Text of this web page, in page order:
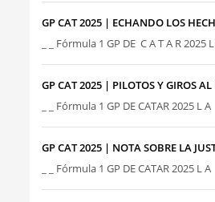
GP CAT 2025 | ECHANDO LOS
_ _ Fórmula 1 GP DE C A T A R 2025
GP CAT 2025 | PILOTOS Y GIROS AL
_ _ Fórmula 1 GP DE CATAR 2025 L
GP CAT 2025 | NOTA SOBRE LA
_ _ Fórmula 1 GP DE CATAR 2025 L